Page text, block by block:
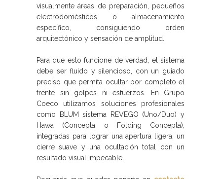
visualmente áreas de preparación, pequeños
electrodomésticos o almacenamiento
específico, consiguiendo orden
arquitectónico y sensación de amplitud.
Para que esto funcione de verdad, el sistema
debe ser fluido y silencioso, con un guiado
preciso que permita ocultar por completo el
frente sin golpes ni esfuerzos. En Grupo
Coeco utilizamos soluciones profesionales
como BLUM sistema REVEGO (Uno/Duo) y
Hawa (Concepta o Folding Concepta),
integradas para lograr una apertura ligera, un
cierre suave y una ocultación total con un
resultado visual impecable.